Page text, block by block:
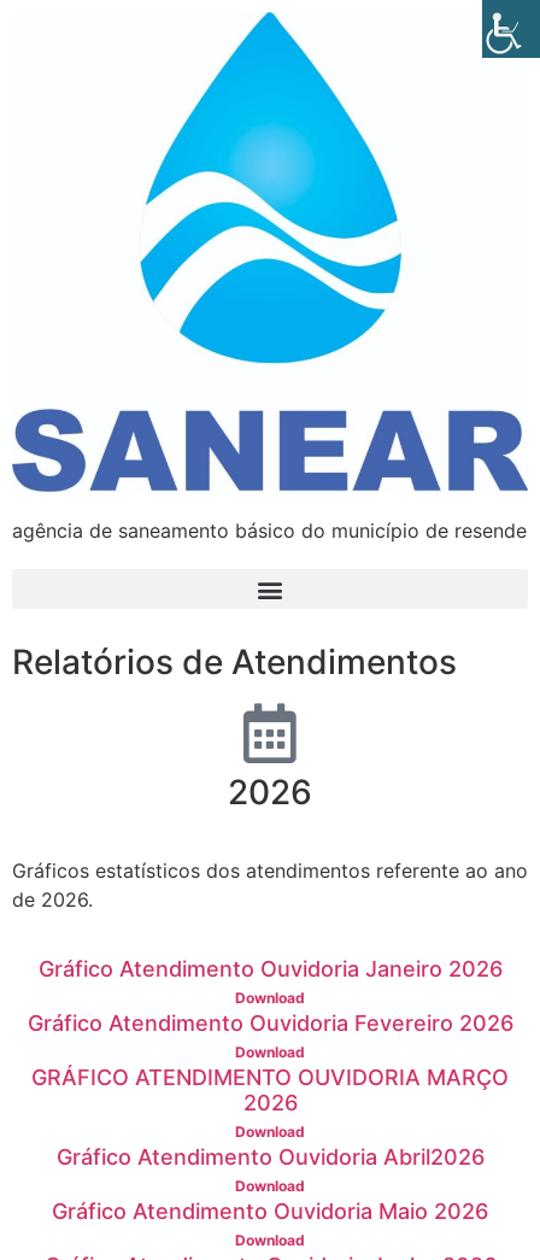
agência de saneamento básico do município de resende
Relatórios de Atendimentos
2026
Gráficos estatísticos dos atendimentos referente ao ano
de 2026.
Gráfico Atendimento Ouvidoria Janeiro 2026
Download
Gráfico Atendimento Ouvidoria Fevereiro 2026
Download
GRÁFICO ATENDIMENTO OUVIDORIA MARÇO
2026
Download
Gráfico Atendimento Ouvidoria Abril2026
Download
Gráfico Atendimento Ouvidoria Maio 2026
Download